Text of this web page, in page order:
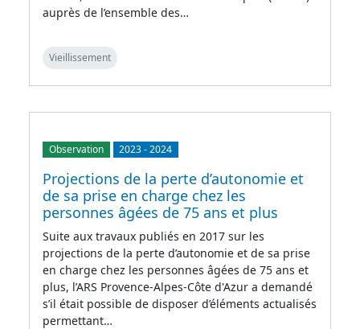
auprès de l’ensemble des…
Vieillissement
Observation 2023-2024
Projections de la perte d’autonomie et
de sa prise en charge chez les
personnes âgées de 75 ans et plus
Suite aux travaux publiés en 2017 sur les
projections de la perte d’autonomie et de sa prise
en charge chez les personnes âgées de 75 ans et
plus, l’ARS Provence-Alpes-Côte d'Azur a demandé
s’il était possible de disposer d’éléments actualisés
permettant…